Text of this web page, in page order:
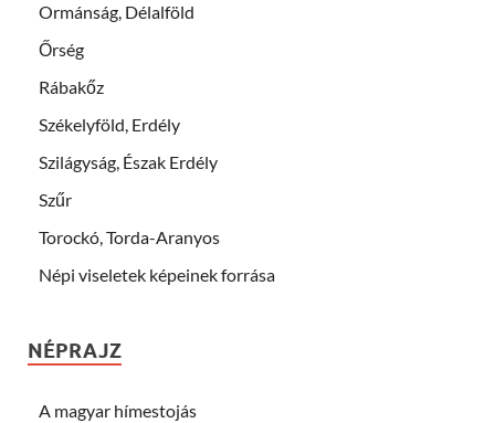
Ormánság, Délalföld
Őrség
Rábakőz
Székelyföld, Erdély
Szilágyság, Észak Erdély
Szűr
Torockó, Torda-Aranyos
Népi viseletek képeinek forrása
NÉPRAJZ
A magyar hímestojás